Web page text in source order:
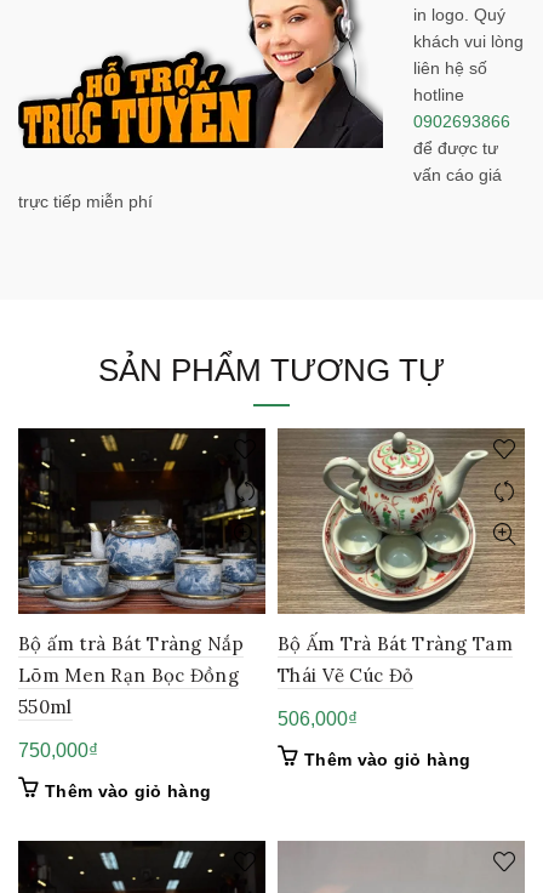
in logo. Quý
khách vui lòng
liên hệ số
hotline
0902693866
để được tư
vấn cáo giá
trực tiếp miễn phí
SẢN PHẨM TƯƠNG TỰ
Bộ ấm trà Bát Tràng Nắp
Lõm Men Rạn Bọc Đồng
550ml
750,000₫
Thêm vào giỏ hàng
Bộ Ấm Trà Bát Tràng Tam
Thái Vẽ Cúc Đỏ
506,000₫
Thêm vào giỏ hàng